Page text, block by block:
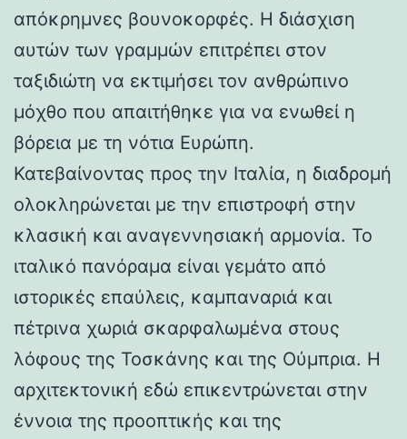
απόκρημνες βουνοκορφές. Η διάσχιση
αυτών των γραμμών επιτρέπει στον
ταξιδιώτη να εκτιμήσει τον ανθρώπινο
μόχθο που απαιτήθηκε για να ενωθεί η
βόρεια με τη νότια Ευρώπη.
Κατεβαίνοντας προς την Ιταλία, η διαδρομή
ολοκληρώνεται με την επιστροφή στην
κλασική και αναγεννησιακή αρμονία. Το
ιταλικό πανόραμα είναι γεμάτο από
ιστορικές επαύλεις, καμπαναριά και
πέτρινα χωριά σκαρφαλωμένα στους
λόφους της Τοσκάνης και της Ούμπρια. Η
αρχιτεκτονική εδώ επικεντρώνεται στην
έννοια της προοπτικής και της